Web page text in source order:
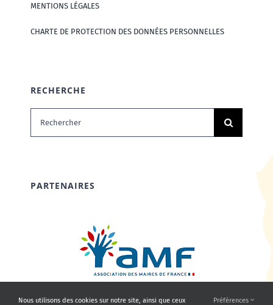
MENTIONS LÉGALES
CHARTE DE PROTECTION DES DONNÉES PERSONNELLES
RECHERCHE
Rechercher:
PARTENAIRES
Nous utilisons des cookies sur notre site, ainsi que ceux Préférences